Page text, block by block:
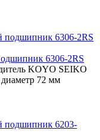
6306-2RS
KOYO SEIKO
72 мм